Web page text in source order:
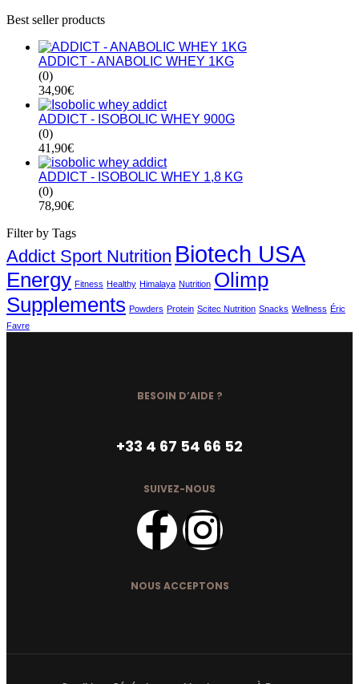
Best seller products
ADDICT - ANABOLIC WHEY 1KG
(0)
34,90€
ADDICT - ISOBOLIC WHEY 900G
(0)
41,90€
ADDICT - ISOBOLIC WHEY 1,8 KG
(0)
78,90€
Filter by Tags
Addict Sport Nutrition Biotech USA
Energy Fitness Healthy Himalaya Nutrition Olimp
Supplements Powders Protein Scitec Nutrition Snacks Wellness Éric
Favre
BESOIN D’AIDE ?
+33 4 67 54 66 52
SUIVEZ-NOUS
NOUS ACCEPTONS